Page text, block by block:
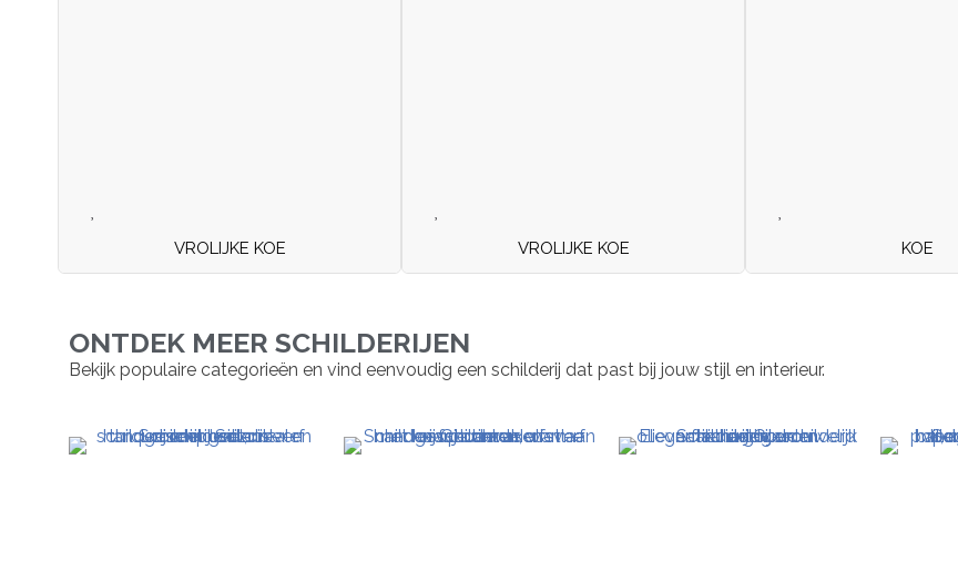
VROLIJKE KOE VROLIJKE KOE KOE
ONTDEK MEER SCHILDERIJEN
Bekijk populaire categorieën en vind eenvoudig een schilderij dat past bij jouw stijl en interieur.